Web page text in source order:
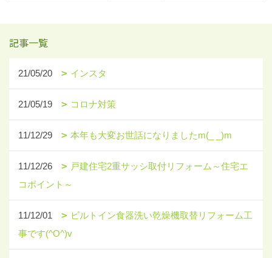
記事一覧
21/05/20 インスタ
21/05/19 コロナ対策
11/12/29 本年も大変お世話になりましたm(_ _)m
11/12/26
戸建住宅2重サッシ取付リフォーム～住宅エ
コポイント～
11/12/01
ビルトイン食器洗い乾燥機取替リフォーム工
事です(^O^)v